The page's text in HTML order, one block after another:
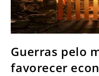
Guerras pelo
favorecer